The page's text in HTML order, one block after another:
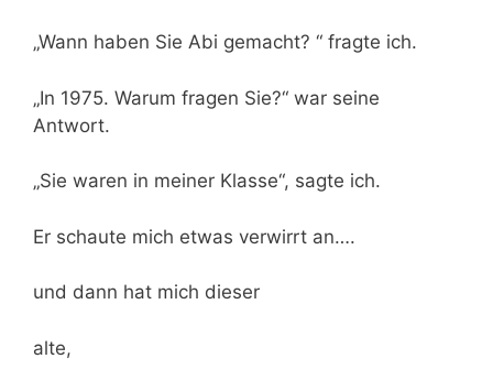
„Wann haben Sie Abi gemacht? “ fragte ich.
„In 1975. Warum fragen Sie?“ war seine
Antwort.
„Sie waren in meiner Klasse“, sagte ich.
Er schaute mich etwas verwirrt an….
und dann hat mich dieser
alte,